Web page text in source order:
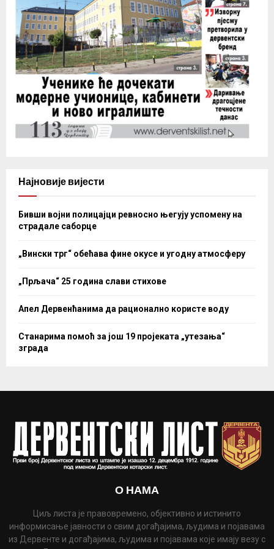
Најновије вијести
Бивши војни полицајци ревносно његују успомену на
страдале саборце
„Вински трг“ обећава фине окусе и угодну атмосферу
„Прљача“ 25 година слави стихове
Апел Дервенћанима да рационално користе воду
Станарима помоћ за још 19 пројеката „утезања“
зграда
О НАМА
Циљ листа је правовремено, објективно и истинито
информисање јавности о свим догађајима, људима и појавама
из Дервенте и догађајима, људима и појавама које имају везу с